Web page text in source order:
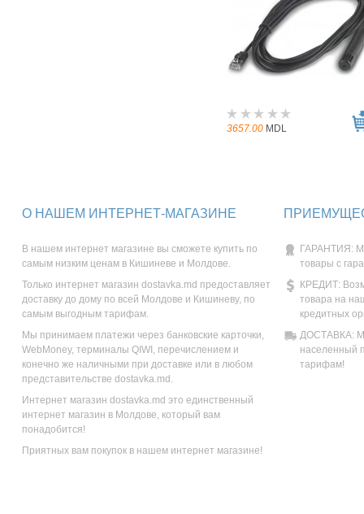
3657.00 MDL
О НАШЕМ ИНТЕРНЕТ-МАГАЗИНЕ
В нашем интернет магазине вы сможете купить по
самым низким ценам в Кишиневе и Молдове.
Только интернет магазин dostavka.md предоставляет
доставку до дому по всей Молдове и Кишиневу, по
самым выгодным тарифам.
Мы принимаем платежи через банковские карточки,
WebMoney, терминалы QIWI, перечислением и
конечно же наличными при доставке или в любом
представительстве dostavka.md.
Интернет магазин dostavka.md это единственный
интернет магазин в Молдове, который вам
понадобится!
Приятных вам покупок в нашем интернет магазине!
ГАРАНТИЯ:
товары с
КРЕДИТ:
товара на
кредитных
ДОСТАВКА:
населенный
тарифам!